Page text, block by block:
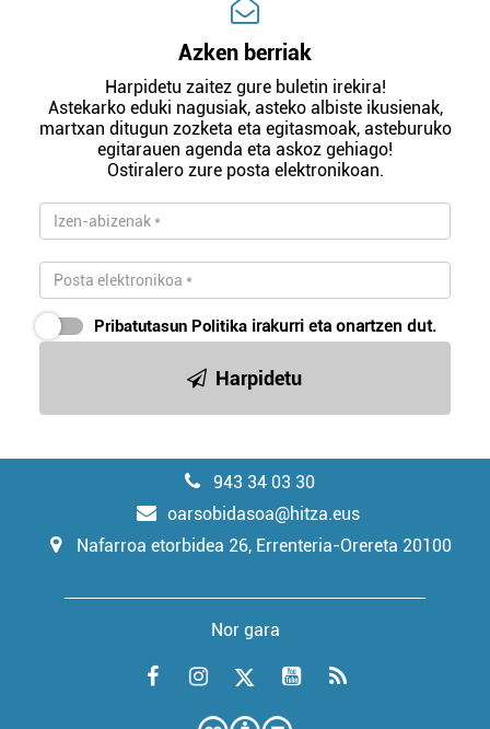
Azken berriak
Harpidetu zaitez gure buletin irekira!
Astekarko eduki nagusiak, asteko albiste ikusienak,
martxan ditugun zozketa eta egitasmoak, asteburuko
egitarauen agenda eta askoz gehiago!
Ostiralero zure posta elektronikoan.
Pribatutasun Politika irakurri eta onartzen dut.
Harpidetu
943 34 03 30
oarsobidasoa@hitza.eus
Nafarroa etorbidea 26, Errenteria-Orereta 20100
Nor gara